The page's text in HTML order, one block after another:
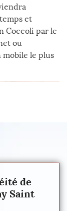
et
Coccoli par le
ou
mobile le plus
de
Saint